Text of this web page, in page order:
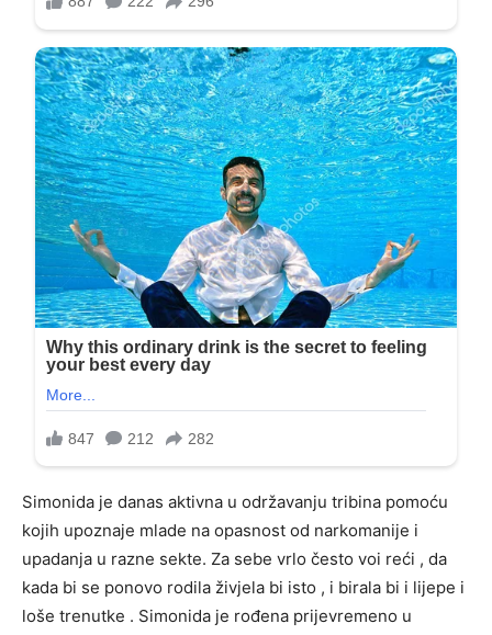
Simonida je danas aktivna u održavanju tribina pomoću
kojih upoznaje mlade na opasnost od narkomanije i
upadanja u razne sekte. Za sebe vrlo često voi reći , da
kada bi se ponovo rodila živjela bi isto , i birala bi i lijepe i
loše trenutke . Simonida je rođena prijevremeno u